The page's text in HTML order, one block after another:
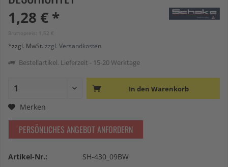
1,28 € *
Bruttopreis: 1,52 €
*zzgl. MwSt. zzgl. Versandkosten
Bestellartikel. Lieferzeit - 15-20 Werktage
In den Warenkorb
Merken
PERSÖNLICHES ANGEBOT ANFORDERN
Artikel-Nr.: SH-430_09BW